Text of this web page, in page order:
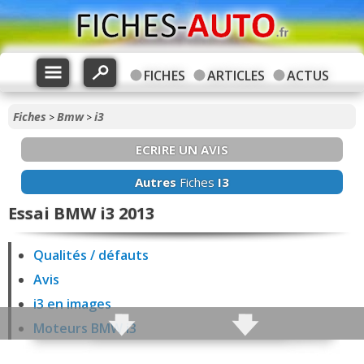
FICHES ARTICLES ACTUS
Fiches >Bmw>i3
ECRIRE UN AVIS
Autres Fiches I3
Essai BMW i3 2013
Qualités / défauts
Avis
i3 en images
Moteurs BMW i3